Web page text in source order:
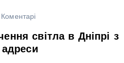
світла в Дніпрі з
адреси